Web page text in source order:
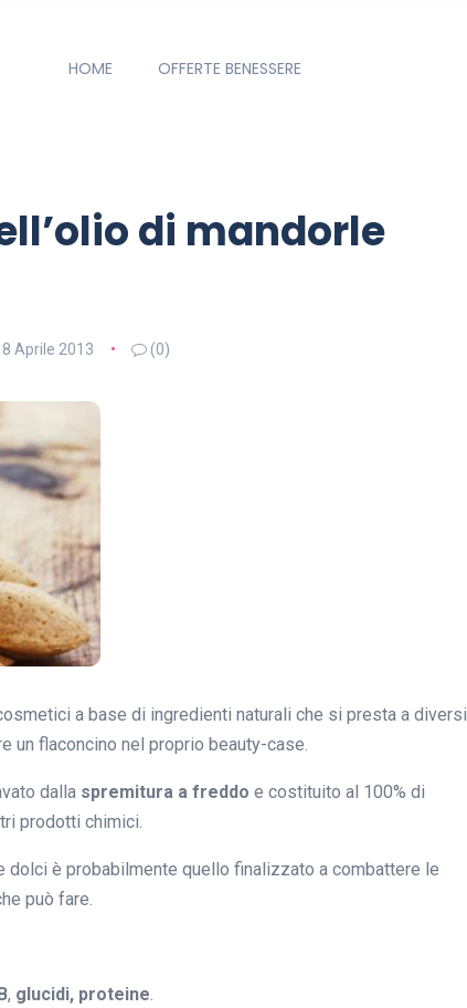
HOME OFFERTE BENESSERE
di mandorle
8 Aprile 2013 (0)
a base di ingredienti naturali che si presta a diversi
un flaconcino nel proprio beauty-case.
dalla spremitura a freddo e costituito al 100% di
prodotti chimici.
dolci è probabilmente quello finalizzato a combattere le
può fare.
, glucidi, proteine.